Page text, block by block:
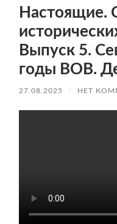
Настоящие.
Выпуск 5.
годы ВОВ.
27.08.2025 / НЕТ